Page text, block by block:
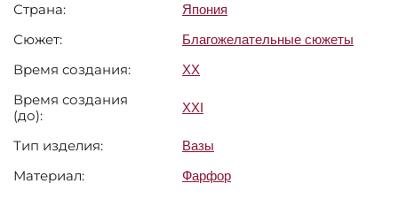
Страна: Япония
Сюжет: Благожелательные сюжеты
Время создания: XX
Время создания
(до):
XXI
Тип изделия: Вазы
Материал: Фарфор